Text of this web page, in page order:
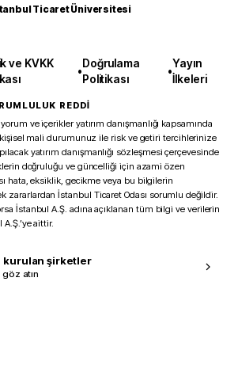
Ticaret Üniversitesi
ve KVKK
•
Doğrulama
Politikası
•
Yayın
İlkeleri
REDDİ
ve içerikler yatırım danışmanlığı kapsamında
kişisel mali durumunuz ile risk ve getiri tercihlerinize
yatırım danışmanlığı sözleşmesi çerçevesinde
doğruluğu ve güncelliği için azami özen
hata, eksiklik, gecikme veya bu bilgilerin
zararlardan İstanbul Ticaret Odası sorumlu değildir.
İstanbul A.Ş. adına açıklanan tüm bilgi ve verilerin
aittir.
kurulan şirketler
atın